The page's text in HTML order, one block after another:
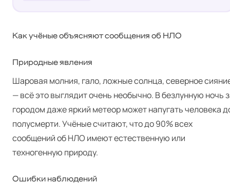
Как учёные объясняют сообщения об НЛО
Природные явления
Шаровая молния, гало, ложные солнца, северное
— всё это выглядит очень необычно. В безлунную ночь
городом даже яркий метеор может напугать человека
полусмерти. Учёные считают, что до 90% всех
сообщений об НЛО имеют естественную или
техногенную природу.
Ошибки наблюдений